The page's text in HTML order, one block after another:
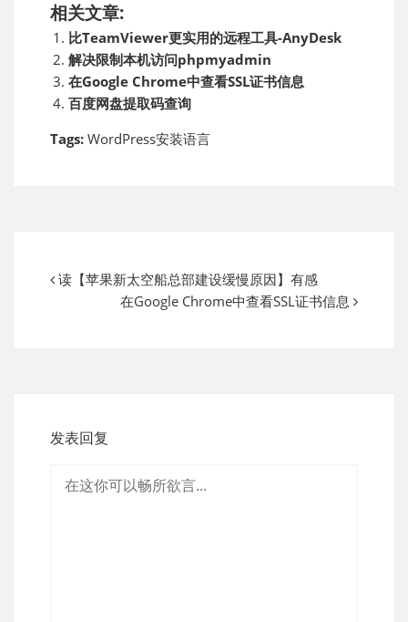
相关文章:
比TeamViewer更实用的远程工具-AnyDesk
解决限制本机访问phpmyadmin
在Google Chrome中查看SSL证书信息
百度网盘提取码查询
Tags: WordPress安装语言
读【苹果新太空船总部建设缓慢原因】有感
在Google Chrome中查看SSL证书信息
发表回复